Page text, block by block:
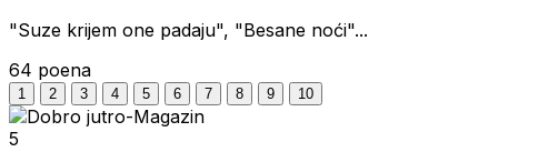
"Suze krijem one padaju", "Besane noći"...
64 poena
1 2 3 4 5 6 7 8 9 10
5